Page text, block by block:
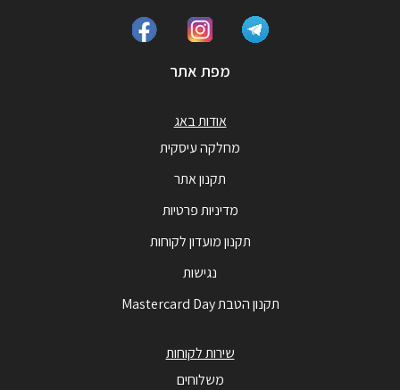
מפת אתר
אודות באג
מחלקה עיסקית
תקנון אתר
מדיניות פרטיות
תקנון מועדון לקוחות
נגישות
תקנון הטבת Mastercard Day
שירות לקוחות
משלוחים